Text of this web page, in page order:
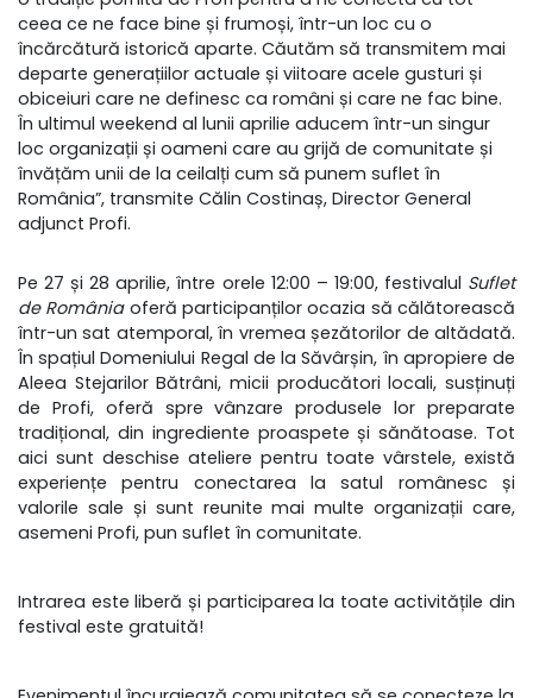
ceea ce ne face bine și frumoși, într-un loc cu o
încărcătură istorică aparte. Căutăm să transmitem mai
departe generațiilor actuale și viitoare acele gusturi și
obiceiuri care ne definesc ca români și care ne fac bine.
În ultimul weekend al lunii aprilie aducem într-un singur
loc organizații și oameni care au grijă de comunitate și
învățăm unii de la ceilalți cum să punem suflet în
România”, transmite Călin Costinaș, Director General
adjunct Profi.
Pe 27 și 28 aprilie, între orele 12:00 – 19:00, festivalul Suflet
de România oferă participanților ocazia să călătorească
într-un sat atemporal, în vremea șezătorilor de altădată.
În spațiul Domeniului Regal de la Săvârșin, în apropiere de
Aleea Stejarilor Bătrâni, micii producători locali, susținuți
de Profi, oferă spre vânzare produsele lor preparate
tradițional, din ingrediente proaspete și sănătoase. Tot
aici sunt deschise ateliere pentru toate vârstele, există
experiențe pentru conectarea la satul românesc și
valorile sale și sunt reunite mai multe organizații care,
asemeni Profi, pun suflet în comunitate.
Intrarea este liberă și participarea la toate activitățile din
festival este gratuită!